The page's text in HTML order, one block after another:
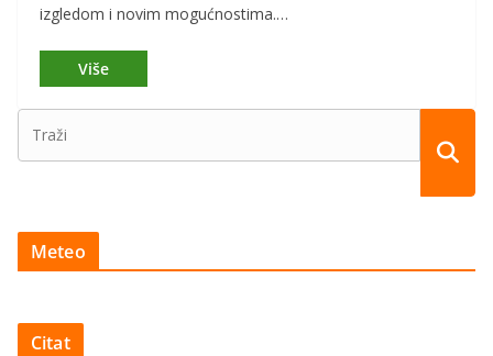
izgledom i novim mogućnostima.…
Meteo
Citat